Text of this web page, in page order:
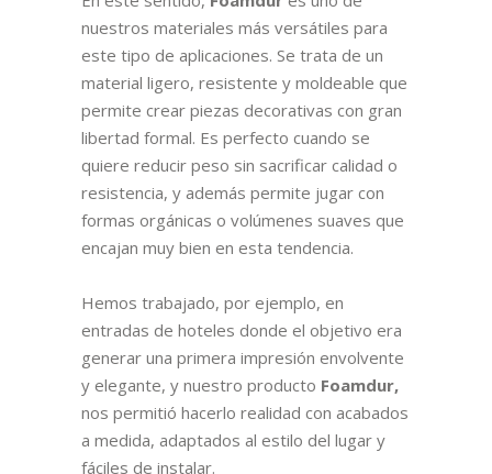
nuestros materiales más versátiles para
este tipo de aplicaciones. Se trata de un
material ligero, resistente y moldeable que
permite crear piezas decorativas con gran
libertad formal. Es perfecto cuando se
quiere reducir peso sin sacrificar calidad o
resistencia, y además permite jugar con
formas orgánicas o volúmenes suaves que
encajan muy bien en esta tendencia.
Hemos trabajado, por ejemplo, en
entradas de hoteles donde el objetivo era
generar una primera impresión envolvente
y elegante, y nuestro producto Foamdur,
nos permitió hacerlo realidad con acabados
a medida, adaptados al estilo del lugar y
fáciles de instalar.